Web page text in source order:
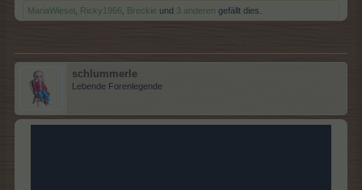
MariaWiesel Ricky1966 Breckie und 3 anderen gefällt dies.
schlummerle
Lebende Forenlegende